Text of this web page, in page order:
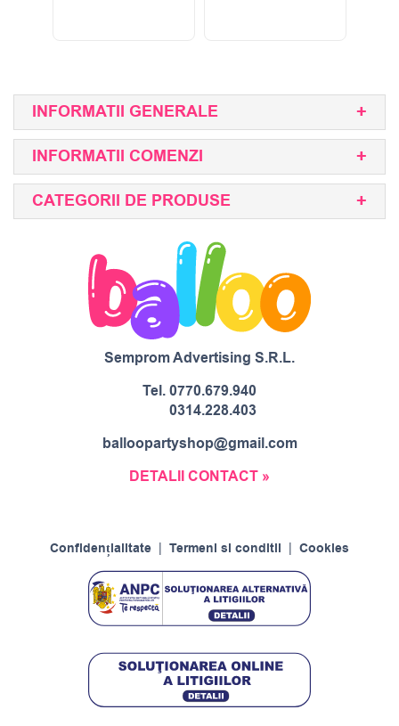
INFORMATII GENERALE
INFORMATII COMENZI
CATEGORII DE PRODUSE
Semprom Advertising S.R.L.
Tel.0770.679.940
0314.228.403
balloopartyshop@gmail.com
DETALII CONTACT »
Confidențialitate Termeni si conditii Cookies